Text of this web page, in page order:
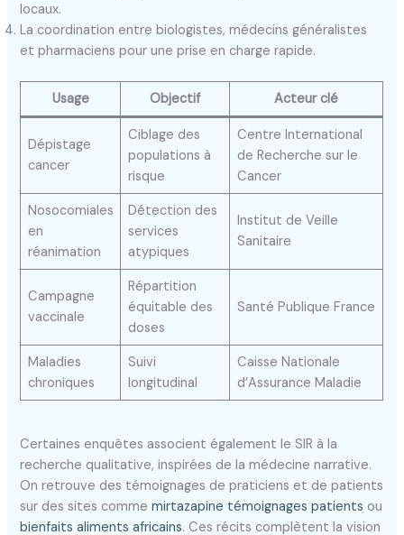
locaux.
La coordination entre biologistes, médecins généralistes
et pharmaciens pour une prise en charge rapide.
Usage Objectif Acteur clé
Dépistage
cancer
Ciblage des
populations à
risque
Centre International
de Recherche sur le
Cancer
Nosocomiales
en
réanimation
Détection des
services
atypiques
Institut de Veille
Sanitaire
Campagne
vaccinale
Répartition
équitable des
doses
Santé Publique France
Maladies
chroniques
Suivi
longitudinal
Caisse Nationale
d’Assurance Maladie
Certaines enquêtes associent également le SIR à la
recherche qualitative, inspirées de la médecine narrative.
On retrouve des témoignages de praticiens et de patients
sur des sites commemirtazapine témoignages patients ou
bienfaits aliments africains. Ces récits complètent la vision